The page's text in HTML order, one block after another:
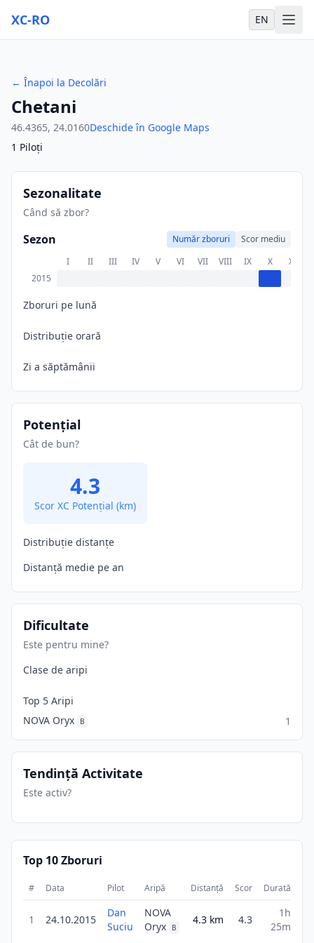
XC-RO EN
← Înapoi la Decolări
Chetani
46.4365, 24.0160Deschide în Google Maps
1 Piloți
Sezonalitate
Când să zbor?
Sezon Număr zboruri
Scor mediu
I
II III IV V VI VII VIII IX X XI
2015
Zboruri pe lună
Distribuție orară
Zi a săptămânii
Potențial
Cât de bun?
4.3
Scor XC Potențial (km)
Distribuție distanțe
Distanță medie pe an
Dificultate
Este pentru mine?
Clase de aripi
Top 5 Aripi
NOVA Oryx
B 1
Tendință Activitate
Este activ?
Top 10 Zboruri
# Data Pilot Aripă Distanță Scor Durată
1 24.10.2015
Dan
Suciu
NOVA
Oryx
B
4.3 km 4.3
1h
25m